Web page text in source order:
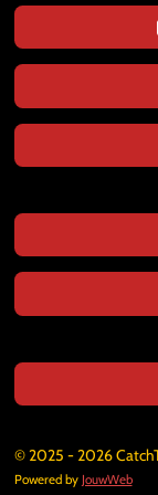
© 2025 - 2026
Powered by JouwWeb